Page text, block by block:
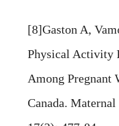
[8]Gaston A,
Physical Activity
Among Pregnant
Canada.